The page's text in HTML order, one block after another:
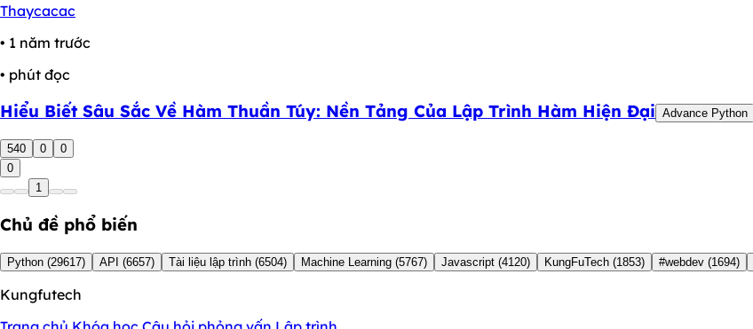
Thaycacac
• 1 năm trước
• phút đọc
Hiểu Biết Sâu Sắc Về Hàm Thuần Túy: Nền Tảng Của Lập Trình Hàm Hiện Đại Advance Python
540 0
0
0
1
Chủ đề phổ biến
Python (29617) API (6657) Tài liệu lập trình (6504) Machine Learning (5767) Javascript (4120) KungFuTech (1853) #webdev (1694)
Kungfutech